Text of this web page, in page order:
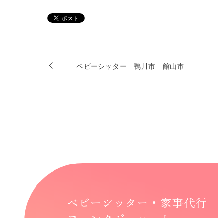
ベビーシッター 鴨川市 館山市
ベビーシッター・家事代行